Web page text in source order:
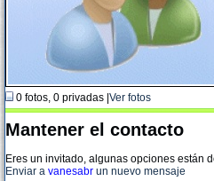
0 fotos, 0 privadas | Ver fotos
Mantener el contacto
Eres un invitado, algunas opciones están
Enviar a vanesabr un nuevo mensaje